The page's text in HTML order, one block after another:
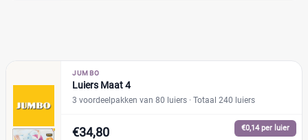
+26 meer
Kenmerk
JUMBO
Luiers Maat 4
3 voordeelpakken van 80 luiers · Totaal 240 luiers
€0,14 per luier
€34,80